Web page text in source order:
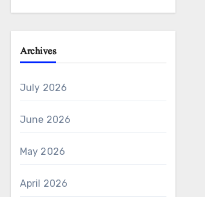
Archives
July 2026
June 2026
May 2026
April 2026